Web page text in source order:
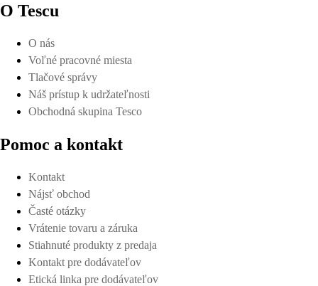
O Tescu
O nás
Voľné pracovné miesta
Tlačové správy
Náš prístup k udržateľnosti
Obchodná skupina Tesco
Pomoc a kontakt
Kontakt
Nájsť obchod
Časté otázky
Vrátenie tovaru a záruka
Stiahnuté produkty z predaja
Kontakt pre dodávateľov
Etická linka pre dodávateľov